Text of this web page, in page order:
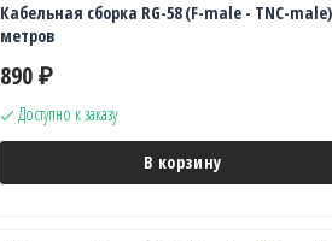
Кабельная сборка RG-58 (F-male - TNC-
метров
890 ₽
Доступно к заказу
В корзину